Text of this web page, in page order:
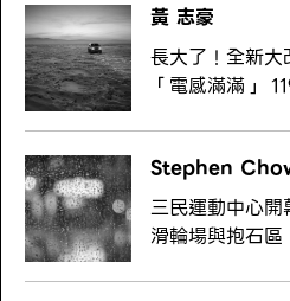
黃 志豪
長大了！全新
「電感滿滿」
Stephen
三民運動中心
滑輪場與抱石區